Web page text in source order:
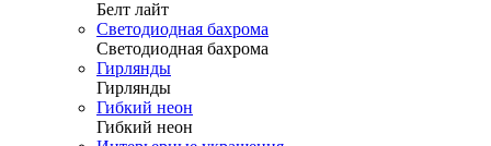
Белт лайт
Светодиодная бахрома
Светодиодная бахрома
Гирлянды
Гирлянды
Гибкий неон
Гибкий неон